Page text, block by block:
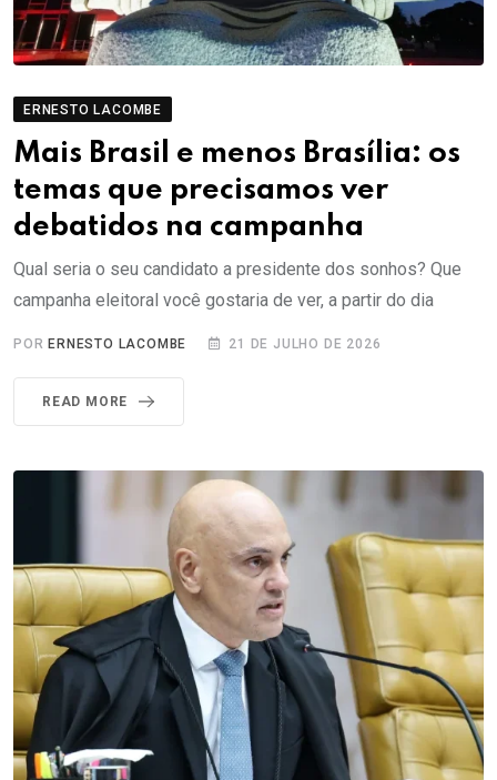
ERNESTO LACOMBE
Mais Brasil e menos Brasília: os
temas que precisamos ver
debatidos na campanha
Qual seria o seu candidato a presidente dos sonhos? Que
campanha eleitoral você gostaria de ver, a partir do dia
PORERNESTO LACOMBE 21 DE JULHO DE 2026
READ MORE